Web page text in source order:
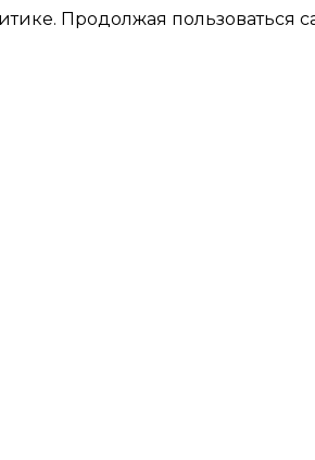
Продолжая пользоваться